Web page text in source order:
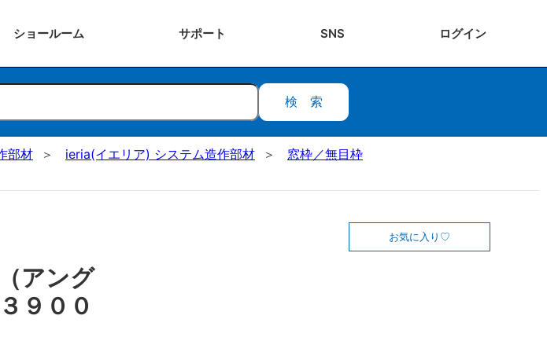
ショールーム サポート SNS ログイン
検索
部材 ieria(イエリア) システム造作部材
窓枠／無目枠
アング
９００
お気に入り